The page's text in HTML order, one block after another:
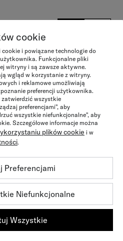
S M
4 6 8
6 8 10
38 40
36 38
84 85 - 88
- 67 67 - 70 71 - 74
- 92 93 - 96
cookie
i powiązane technologie do
Funkcjonalne pliki
witryny i są zawsze aktywne.
wgląd w korzystanie z witryny.
i reklamowe umożliwiają
preferencji użytkownika.
zatwierdzić wszystkie
preferencjami", aby
wszystkie niefunkcjonalne", aby
Szczegółowe informacje można
plików cookie i w
.
Niefunkcjonalne
Preferencjami
Wszystkie